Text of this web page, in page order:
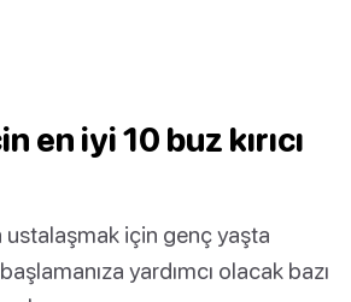
en iyi 10 buz kırıcı
ustalaşmak için genç yaşta
yardımcı olacak bazı